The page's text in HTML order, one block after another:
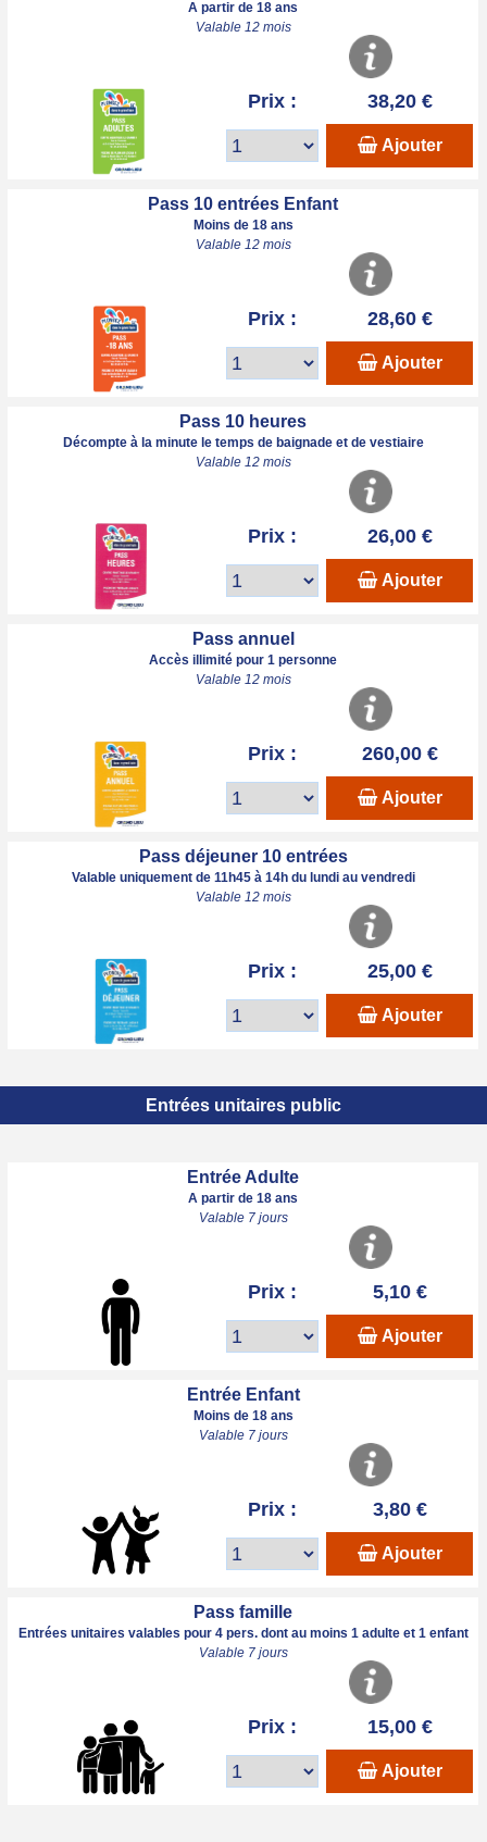
A partir de 18 ans
Valable 12 mois
Prix : 38,20 €
Ajouter
Pass 10 entrées Enfant
Moins de 18 ans
Valable 12 mois
Prix : 28,60 €
Ajouter
Pass 10 heures
Décompte à la minute le temps de baignade et de vestiaire
Valable 12 mois
Prix : 26,00 €
Ajouter
Pass annuel
Accès illimité pour 1 personne
Valable 12 mois
Prix : 260,00 €
Ajouter
Pass déjeuner 10 entrées
Valable uniquement de 11h45 à 14h du lundi au vendredi
Valable 12 mois
Prix : 25,00 €
Ajouter
Entrées unitaires public
Entrée Adulte
A partir de 18 ans
Valable 7 jours
Prix : 5,10 €
Ajouter
Entrée Enfant
Moins de 18 ans
Valable 7 jours
Prix : 3,80 €
Ajouter
Pass famille
Entrées unitaires valables pour 4 pers. dont au moins 1 adulte et 1 enfant
Valable 7 jours
Prix : 15,00 €
Ajouter